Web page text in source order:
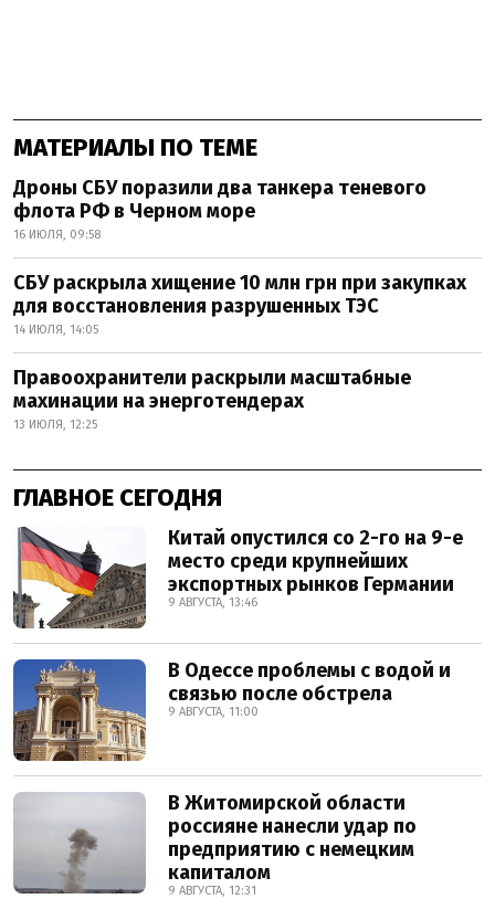
МАТЕРИАЛЫ ПО ТЕМЕ
Дроны СБУ поразили два танкера теневого
флота РФ в Черном море
16 ИЮЛЯ, 09:58
СБУ раскрыла хищение 10 млн грн при закупках
для восстановления разрушенных ТЭС
14 ИЮЛЯ, 14:05
Правоохранители раскрыли масштабные
махинации на энерготендерах
13 ИЮЛЯ, 12:25
ГЛАВНОЕ СЕГОДНЯ
Китай опустился со 2-го на 9-е
место среди крупнейших
экспортных рынков Германии
9 АВГУСТА, 13:46
В Одессе проблемы с водой и
связью после обстрела
9 АВГУСТА, 11:00
В Житомирской области
россияне нанесли удар по
предприятию с немецким
капиталом
9 АВГУСТА, 12:31